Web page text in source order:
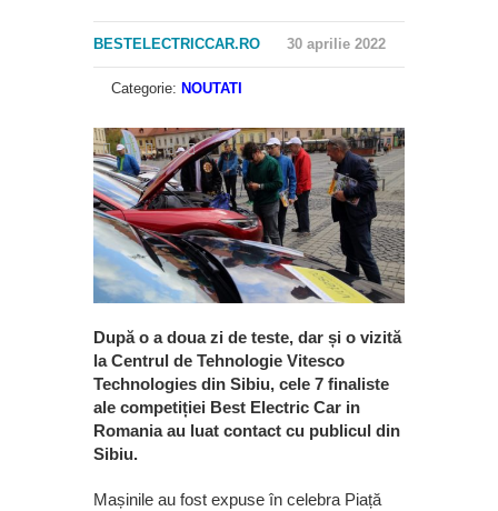
BESTELECTRICCAR.RO 30 aprilie 2022
Categorie: NOUTATI
După o a doua zi de teste, dar și o vizită
la Centrul de Tehnologie Vitesco
Technologies din Sibiu, cele 7 finaliste
ale competiției Best Electric Car in
Romania au luat contact cu publicul din
Sibiu.
Mașinile au fost expuse în celebra Piață